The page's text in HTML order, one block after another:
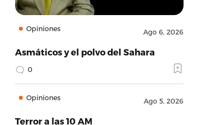
Opiniones Ago 6, 2026
Asmáticos y el polvo del Sahara
0
Opiniones Ago 5, 2026
Terror a las 10 AM